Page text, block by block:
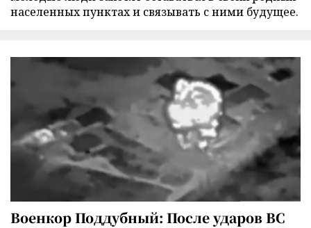
населенных пунктах и связывать с ними будущее.
Военкор Поддубный: После ударов ВС